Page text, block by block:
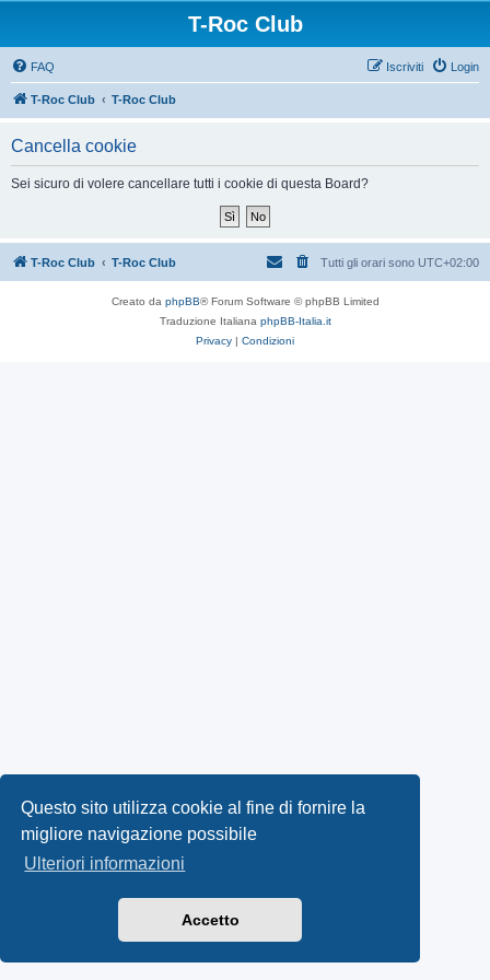
Questo sito utilizza cookie al fine di fornire la
migliore navigazione possibile
Ulteriori informazioni
Accetto
T-Roc Club
FAQ Login
Iscriviti
T-Roc Club T-Roc Club
Cancella cookie
Sei sicuro di volere cancellare tutti i cookie di questa Board?
T-Roc Club T-Roc Club Tutti gli orari sono UTC+02:00
Creato da phpBB® Forum Software © phpBB Limited
Traduzione Italiana phpBB-Italia.it
Privacy | Condizioni